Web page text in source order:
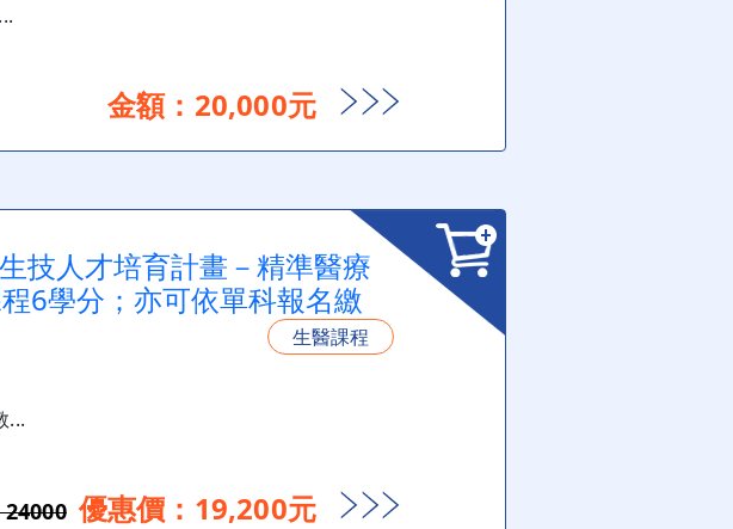
金額：20,000元
技人才培育計畫－精準醫療
6學分；亦可依單科報名繳
生醫課程
...
優惠價：19,200元